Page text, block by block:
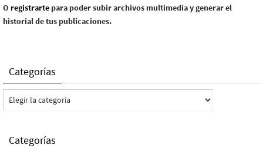
O registrarte para poder subir archivos multimedia y generar el
historial de tus publicaciones.
Categorías
Categorías
Categorías